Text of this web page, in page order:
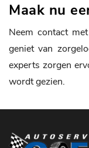
Maak nu
Neem contact
geniet van
experts zorgen
wordt gezien.